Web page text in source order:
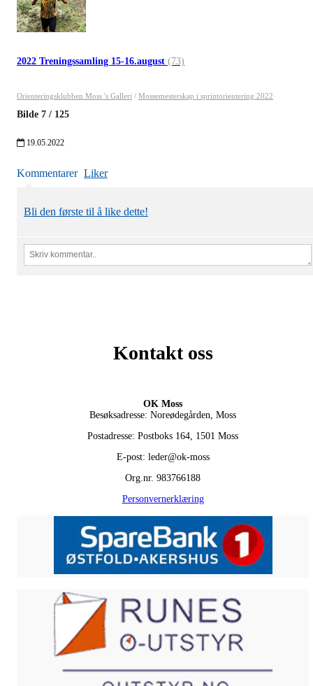
2022 Treningssamling 15-16.august (73)
Orienteringsklubben Moss 's Galleri / Mossemesterskap i sprintorientering 2022
Bilde 7 / 125
19.05.2022
Kommentarer Liker
Bli den første til å like dette!
Kontakt oss
OK Moss
Besøksadresse: Noreødegården, Moss
Postadresse: Postboks 164, 1501 Moss
E-post: leder@ok-moss
Org.nr. 983766188
Personvernerklæring